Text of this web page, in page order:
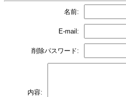
名前:
E-mail:
削除パスワード:
内容: